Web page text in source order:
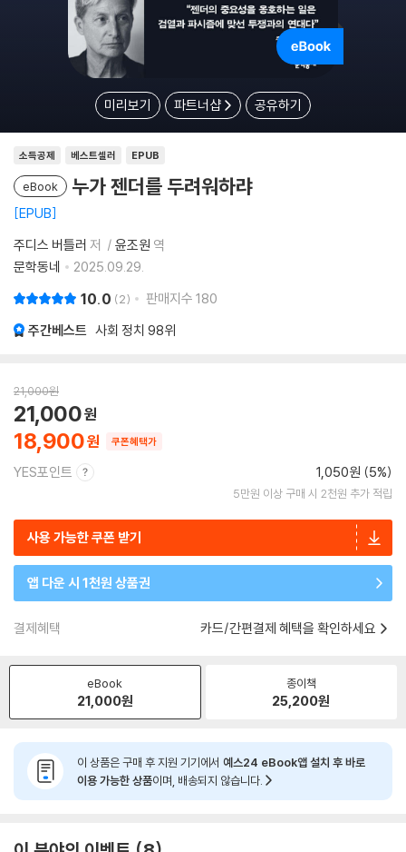
미리보기 파트너샵 공유하기
소득공제 베스트셀러 EPUB
eBook 누가 젠더를 두려워하랴
EPUB
주디스 버틀러 저 윤조원 역
문학동네
2025.09.29.
10.0 2 판매지수 180
주간베스트 사회 정치 98위
21,000원
18,900
21,000
쿠폰혜택가
YES포인트 1,050원 (5%)
5만원 이상 구매 시 2천원 추가 적립
사용 가능한 쿠폰 받기
앱 다운 시 1천원 상품권
결제혜택 카드/간편결제 혜택을 확인하세요
eBook
21,000원
종이책
25,200원
이 상품은 구매 후 지원 기기에서 예스24 eBook앱 설치 후 바로
이용 가능한 상품이며, 배송되지 않습니다.